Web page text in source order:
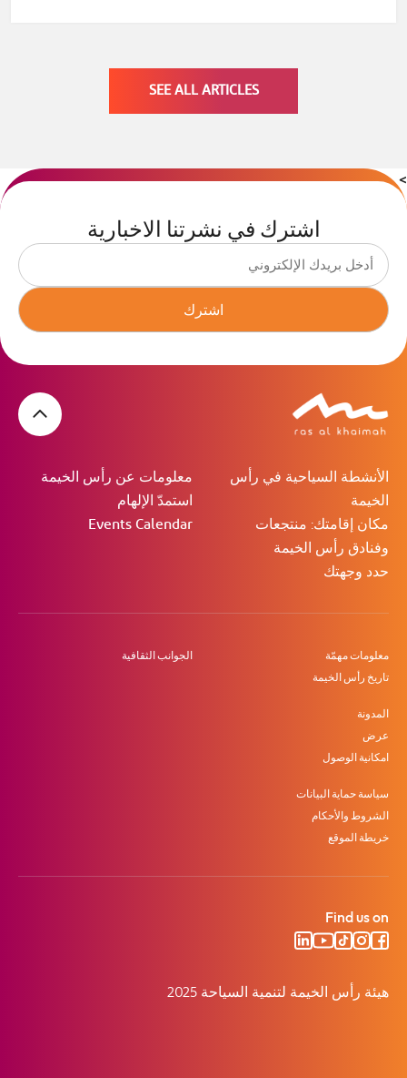
SEE ALL ARTICLES
>
اشترك في نشرتنا الاخبارية
اشترك
الأنشطة السياحية في رأس
الخيمة
مكان إقامتك: منتجعات
وفنادق رأس الخيمة
حدد وجهتك
معلومات عن رأس الخيمة
استمدّ الإلهام
Events Calendar
معلومات مهمّة
تاريخ رأس الخيمة
الجوانب الثقافية
المدونة
عرض
امكانية الوصول
سياسة حماية البيانات
الشروط والأحكام
خريطة الموقع
Find us on
هيئة رأس الخيمة لتنمية السياحة 2025